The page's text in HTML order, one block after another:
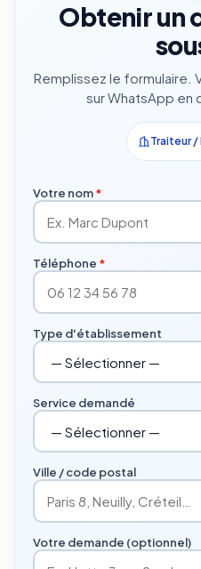
Obtenir un
Remplissez le formulaire.
sur WhatsApp en
Traiteur
Votre nom*
Téléphone *
Type d'établissement
Service demandé
Ville / code postal
Votre demande (optionnel)